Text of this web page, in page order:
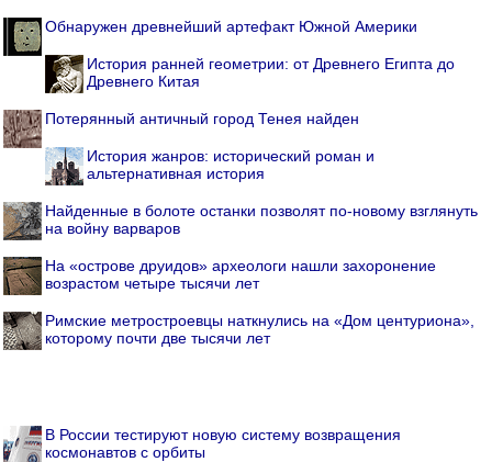
Обнаружен древнейший артефакт Южной Америки
История ранней геометрии: от Древнего Египта до
Древнего Китая
Потерянный античный город Тенея найден
История жанров: исторический роман и
альтернативная история
Найденные в болоте останки позволят по-новому взглянуть
на войну варваров
На «острове друидов» археологи нашли захоронение
возрастом четыре тысячи лет
Римские метростроевцы наткнулись на «Дом центуриона»,
которому почти две тысячи лет
В России тестируют новую систему возвращения
космонавтов с орбиты